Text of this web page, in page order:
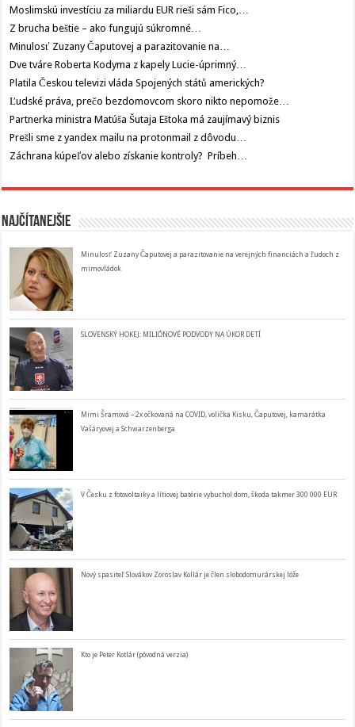
Moslimskú investíciu za miliardu EUR rieši sám Fico,…
Z brucha beštie – ako fungujú súkromné…
Minulosť Zuzany Čaputovej a parazitovanie na…
Dve tváre Roberta Kodyma z kapely Lucie-úprimný…
Platila Českou televizi vláda Spojených států amerických?
Ľudské práva, prečo bezdomovcom skoro nikto nepomože…
Partnerka ministra Matúša Šutaja Eštoka má zaujímavý biznis
Prešli sme z yandex mailu na protonmail z dôvodu…
Záchrana kúpeľov alebo získanie kontroly? Príbeh…
Najčítanejšie
Minulosť Zuzany Čaputovej a parazitovanie na verejných financiách a ľudoch z
mimovládok
SLOVENSKÝ HOKEJ: MILIÓNOVÉ PODVODY NA ÚKOR DETÍ
Mimi Šramová – 2x očkovaná na COVID, volička Kisku, Čaputovej, kamarátka
Vašáryovej a Schwarzenberga
V Česku z fotovoltaiky a lítiovej batérie vybuchol dom, škoda takmer 300 000 EUR
Nový spasiteľ Slovákov Zoroslav Kollár je člen slobodomurárskej lóže
Kto je Peter Kotlár (pôvodná verzia)